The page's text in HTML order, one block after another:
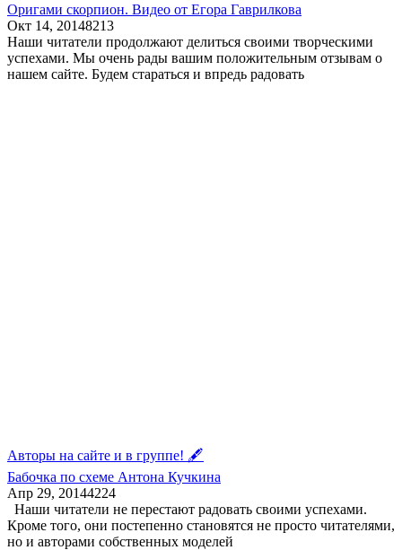
Оригами скорпион. Видео от Егора Гаврилкова
Окт 14, 20148213
Наши читатели продолжают делиться своими творческими
успехами. Мы очень рады вашим положительным отзывам о
нашем сайте. Будем стараться и впредь радовать
Авторы на сайте и в группе! 🖋
Бабочка по схеме Антона Кучкина
Апр 29, 20144224
Наши читатели не перестают радовать своими успехами.
Кроме того, они постепенно становятся не просто читателями,
но и авторами собственных моделей